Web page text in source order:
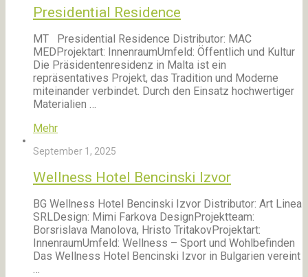
Presidential Residence
MT Presidential Residence Distributor: MAC
MEDProjektart: InnenraumUmfeld: Öffentlich und Kultur
Die Präsidentenresidenz in Malta ist ein
repräsentatives Projekt, das Tradition und Moderne
miteinander verbindet. Durch den Einsatz hochwertiger
Materialien …
Mehr
September 1, 2025
Wellness Hotel Bencinski Izvor
BG Wellness Hotel Bencinski Izvor Distributor: Art Linea
SRLDesign: Mimi Farkova DesignProjektteam:
Borsrislava Manolova, Hristo TritakovProjektart:
InnenraumUmfeld: Wellness – Sport und Wohlbefinden
Das Wellness Hotel Bencinski Izvor in Bulgarien vereint
…